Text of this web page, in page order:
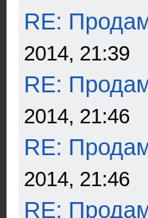
RE:
2014, 21:39
RE:
2014, 21:46
RE:
2014, 21:46
RE: